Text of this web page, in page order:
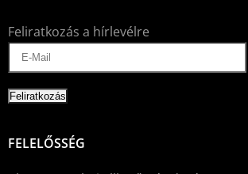
Feliratkozás a hírlevélre
FELELŐSSÉG